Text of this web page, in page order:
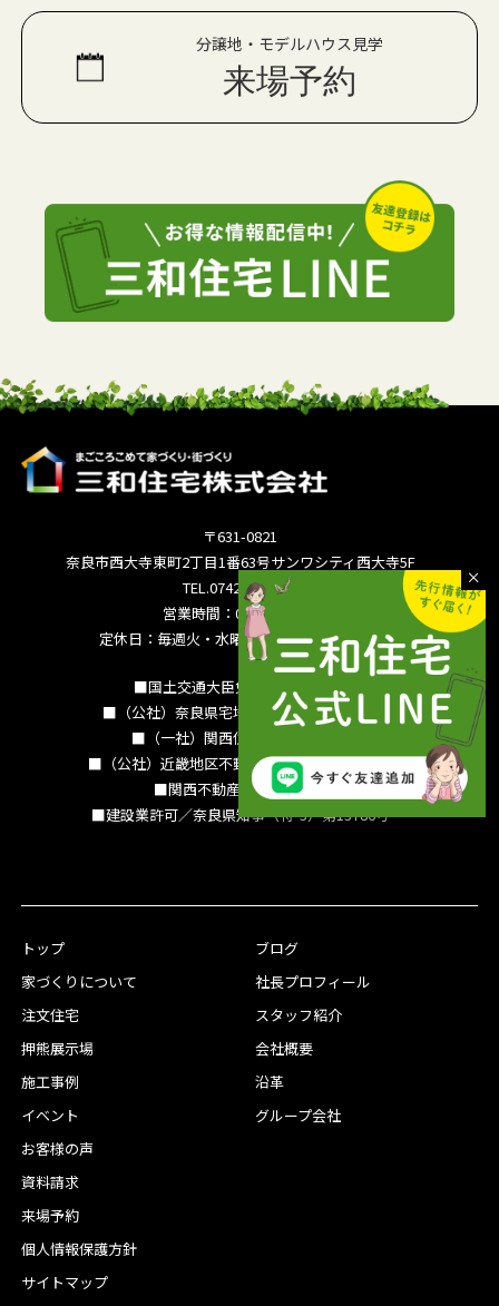
分譲地・モデルハウス見学
来場予約
〒631-0821
奈良市西大寺東町2丁目1番63号サンワシティ西大寺5F
TEL.0742-36-3035
営業時間：09:00～18:00
定休日：毎週火・水曜日 夏季休暇 年末年始
■国土交通大臣免許（15）994号
■（公社）奈良県宅地建物取引業協会会員
■（一社）関西住宅産業協会会員
■（公社）近畿地区不動産公正取引協議会加盟
■関西不動産情報センター
■建設業許可／奈良県知事（特-3）第13786号
トップ
家づくりについて
注文住宅
押熊展示場
施工事例
イベント
お客様の声
ブログ
社長プロフィール
スタッフ紹介
会社概要
沿革
グループ会社
資料請求
来場予約
個人情報保護方針
サイトマップ